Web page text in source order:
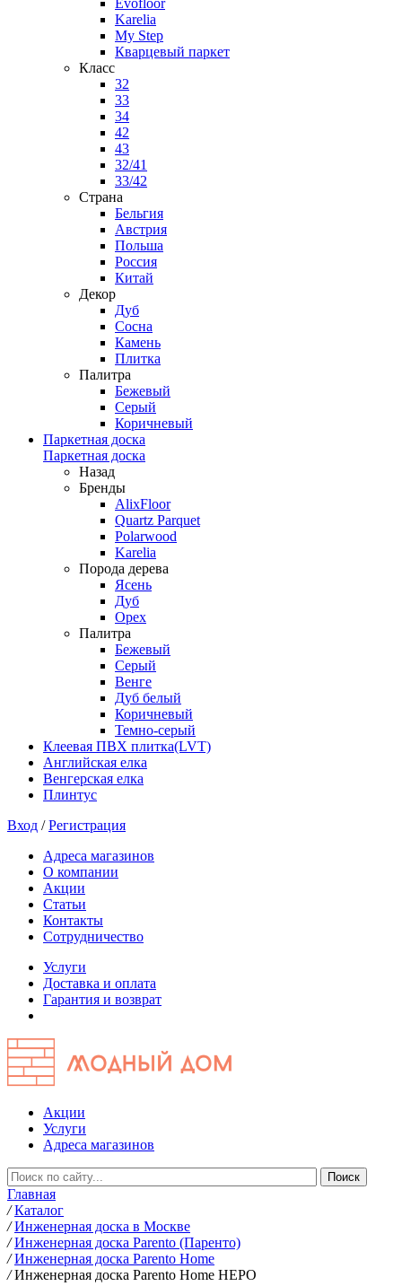
Evofloor
Karelia
My Step
Кварцевый паркет
Класс
32
33
34
42
43
32/41
33/42
Страна
Бельгия
Австрия
Польша
Россия
Китай
Декор
Дуб
Сосна
Камень
Плитка
Палитра
Бежевый
Серый
Коричневый
Паркетная доска
Паркетная доска
Назад
Бренды
AlixFloor
Quartz Parquet
Polarwood
Karelia
Порода дерева
Ясень
Дуб
Орех
Палитра
Бежевый
Серый
Венге
Дуб белый
Коричневый
Темно-серый
Клеевая ПВХ плитка(LVT)
Английская елка
Венгерская елка
Плинтус
Вход /Регистрация
Адреса магазинов
О компании
Акции
Статьи
Контакты
Сотрудничество
Услуги
Доставка и оплата
Гарантия и возврат
Акции
Услуги
Адреса магазинов
Главная
/ Каталог
/ Инженерная доска в Москве
/ Инженерная доска Parento (Паренто)
/ Инженерная доска Parento Home
/ Инженерная доска Parento Home НЕРО